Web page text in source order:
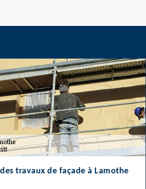
travaux de façade à Lamothe